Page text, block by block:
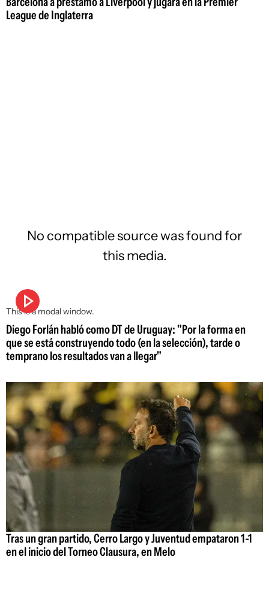
League de Inglaterra
This is a modal window.
No compatible source was found for
this media.
Diego Forlán habló como DT de Uruguay: "Por la forma en
que se está construyendo todo (en la selección), tarde o
temprano los resultados van a llegar"
Tras un gran partido, Cerro Largo y Juventud empataron 1-1
en el inicio del Torneo Clausura, en Melo